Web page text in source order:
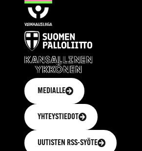
MEDIALLE
YHTEYSTIEDOT
UUTISTEN RSS-SYÖTE